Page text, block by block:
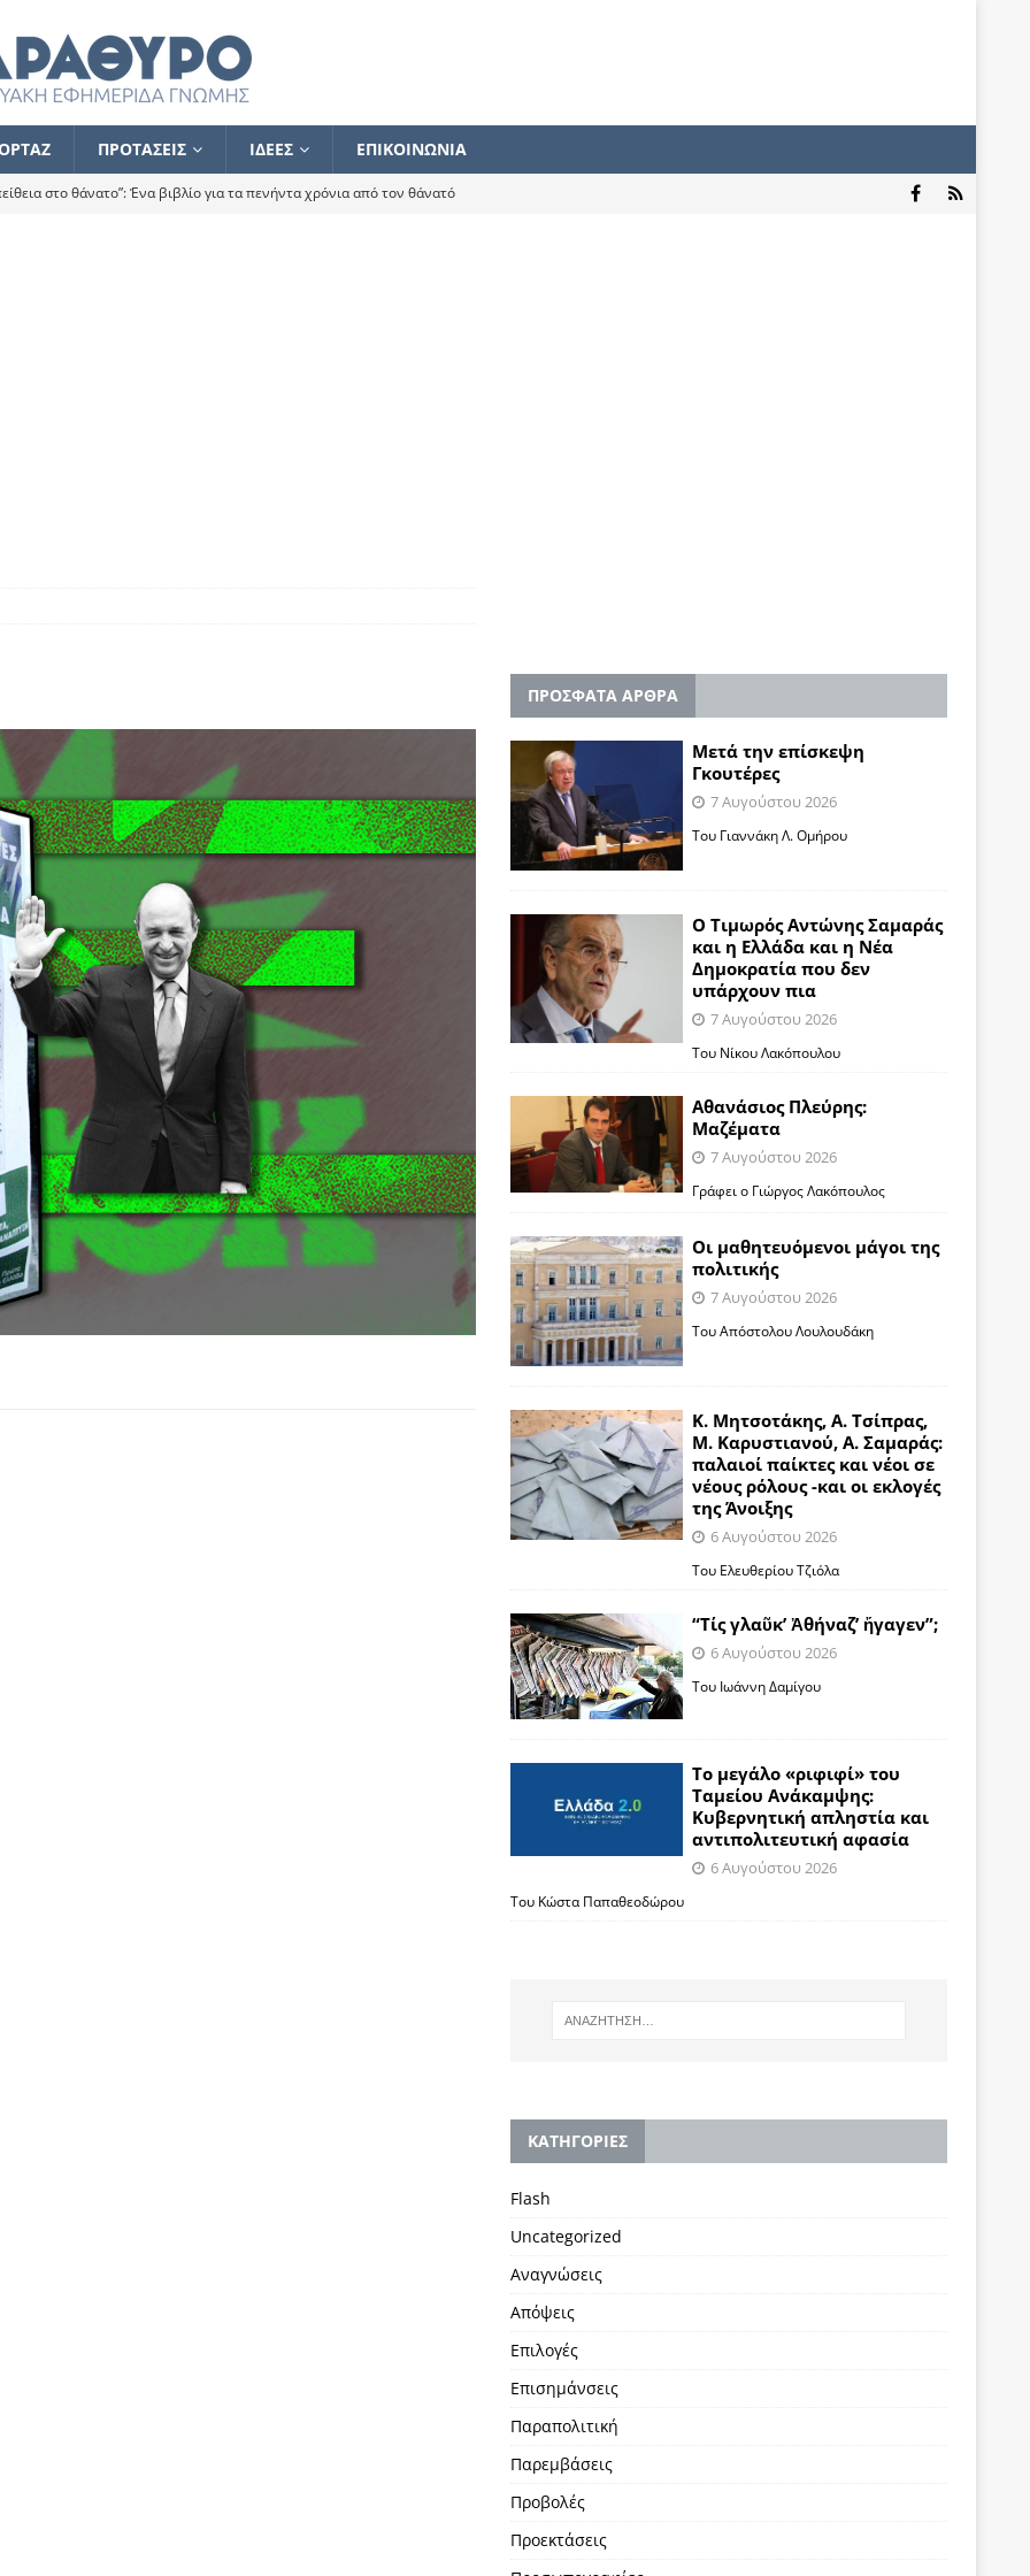
ΠΡΟΤΑΣΕΙΣ ΙΔΕΕΣ ΕΠΙΚΟΙΝΩΝΙΑ
στο θάνατο”: Ένα βιβλίο για τα πενήντα χρόνια από τον θάνατό
Α. Σαμαράς: παλαιοί παίκτες και νέοι σε νέους ρόλους
ΑΠΟΨΕΙΣ
Ανάκαμψης: Κυβερνητική απληστία και αντιπολιτευτική αφασία
καταγγέλουν “ένα συγκεντρωτικό μοντέλο αποφάσεων από
και παρασκηνιακών ανταγωνισμών”
ΣΚΕΨΕΙΣ
ΠΡΟΒΟΛΕΣ
τελειώνει
ΠΑΡΕΜΒΑΣΕΙΣ
ΣΚΕΨΕΙΣ
ΠΡΟΒΟΛΕΣ
ΑΝΑΓΝΩΣΕΙΣ
τον Αντιδιαφωτισμό στον ψηφιακό Κοινωνικό Δαρβινισμό
βάζει τα χέρια της και βγάζει τα μάτια της
ΠΡΟΣΦΑΤΑ ΑΡΘΡΑ
Μετά την επίσκεψη
Γκουτέρες
7 Αυγούστου 2026
Του Γιαννάκη Λ. Ομήρου
Ο Τιμωρός Αντώνης Σαμαράς
και η Ελλάδα και η Νέα
Δημοκρατία που δεν
υπάρχουν πια
7 Αυγούστου 2026
Του Νίκου Λακόπουλου
Αθανάσιος Πλεύρης:
Μαζέματα
7 Αυγούστου 2026
Γράφει ο Γιώργος Λακόπουλος
Οι μαθητευόμενοι μάγοι της
πολιτικής
7 Αυγούστου 2026
Του Απόστολου Λουλουδάκη
Κ. Μητσοτάκης, Α. Τσίπρας,
Μ. Καρυστιανού, Α. Σαμαράς:
παλαιοί παίκτες και νέοι σε
νέους ρόλους -και οι εκλογές
της Άνοιξης
6 Αυγούστου 2026
Του Ελευθερίου Τζιόλα
“Τίς γλαῦκ’ Ἀθήναζ’ ἤγαγεν”;
6 Αυγούστου 2026
Του Ιωάννη Δαμίγου
Το μεγάλο «ριφιφί» του
Ταμείου Ανάκαμψης:
Κυβερνητική απληστία και
αντιπολιτευτική αφασία
6 Αυγούστου 2026
Του Κώστα Παπαθεοδώρου
KΑΤΗΓΟΡΙΕΣ
Flash
Uncategorized
Αναγνώσεις
Απόψεις
Επιλογές
Επισημάνσεις
Παραπολιτική
Παρεμβάσεις
Προβολές
Προεκτάσεις